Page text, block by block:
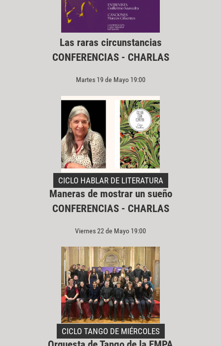
Las raras circunstancias
CONFERENCIAS - CHARLAS
Martes 19 de Mayo 19:00
CICLO HABLAR DE LITERATURA
Maneras de mostrar un sueño
CONFERENCIAS - CHARLAS
Viernes 22 de Mayo 19:00
CICLO TANGO DE MIÉRCOLES